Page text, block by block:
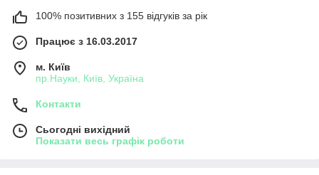
100% позитивних з 155 відгуків за рік
Працює з 16.03.2017
м. Київ
пр.Науки, Київ, Україна
Контакти
Сьогодні вихідний
Показати весь графік роботи